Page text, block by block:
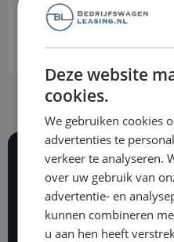
geld terug
Gratis thuisbezorging bij
Klanten beoordelen
117 beoordelingen
Al ruim 25 jaar staan onze
voor je klaar.
Deze website
cookies.
We gebruiken cookies
advertenties te
verkeer te analyseren.
over uw gebruik van
advertentie- en
kunnen combineren
u aan hen heeft